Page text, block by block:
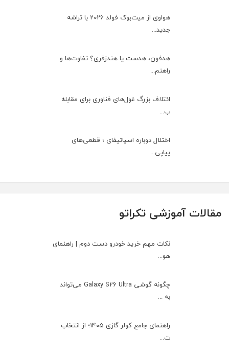
هواوی از میت‌بوک فولد 2026 با تراشه
جدید...
هدفون، هدست یا هندزفری؟ تفاوت‌ها و
راهنم...
ائتلاف بزرگ غول‌های فناوری برای مقابله
ب...
اختلال دوباره اسپاتیفای ؛ قطعی‌های
پیاپی...
مقالات آموزشی تکراتو
نکات مهم خرید خودرو دست دوم | راهنمای
هو...
چگونه گوشی Galaxy S26 Ultra می‌تواند
به ...
راهنمای جامع کولر گازی ۱۴۰۵؛ از انتخاب
ت...